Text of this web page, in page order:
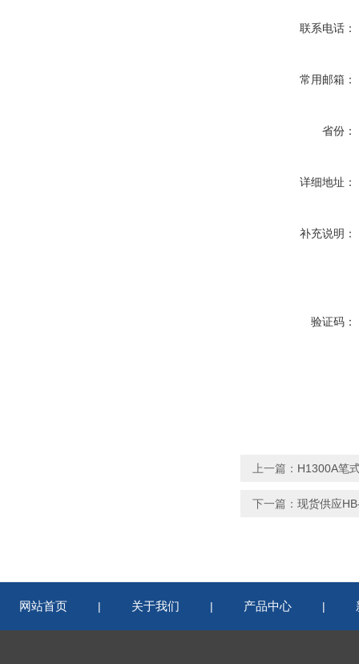
联系电话：
常用邮箱：
省份：
详细地址：
补充说明：
验证码：
上一篇： H1300A笔
下一篇： 现货供应
网站首页 | 关于我们 | 产品中心 |